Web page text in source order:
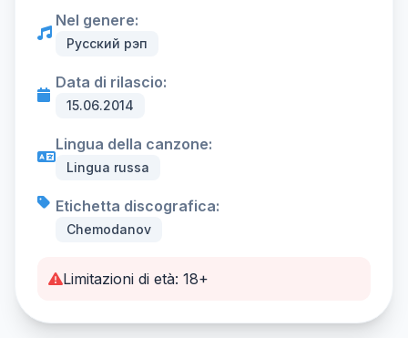
Nel genere:
Русский рэп
Data di rilascio:
15.06.2014
Lingua della canzone:
Lingua russa
Etichetta discografica:
Chemodanov
Limitazioni di età: 18+